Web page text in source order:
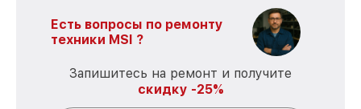
Есть вопросы по ремонту
техники MSI ?
Запишитесь на ремонт и получите
скидку -25%